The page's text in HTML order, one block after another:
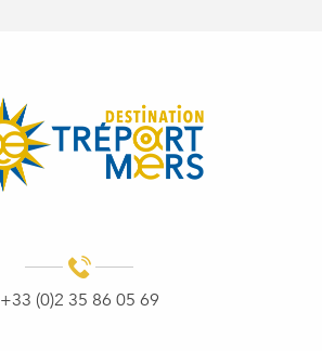
+33 (0)2 35 86 05 69